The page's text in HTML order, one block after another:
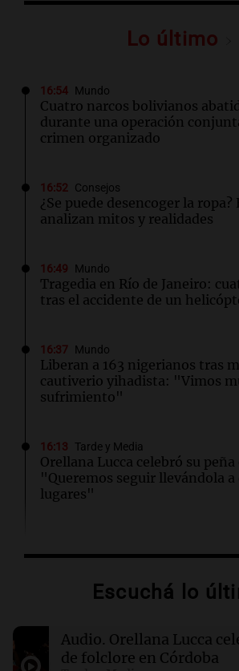
Lo último
16:54 Mundo
Cuatro narcos bolivianos
durante una operación
crimen organizado
16:52 Consejos
¿Se puede desencoger la ropa?
analizan mitos y realidades
16:49 Mundo
Tragedia en Río de Janeiro:
tras el accidente de un
16:37 Mundo
Liberan a 163 nigerianos tras
cautiverio yihadista: "Vimos
sufrimiento"
16:13 Tarde y Media
Orellana Lucca celebró su
"Queremos seguir llevándola
lugares"
Más de 178.000 inmigrantes
15:48
Bomberos controlaron un
Renacimiento
Escuchá lo
Audio. Orellana Lucca
de folclore en Córdoba